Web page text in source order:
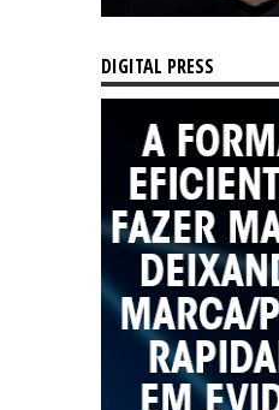
DIGITAL PRESS